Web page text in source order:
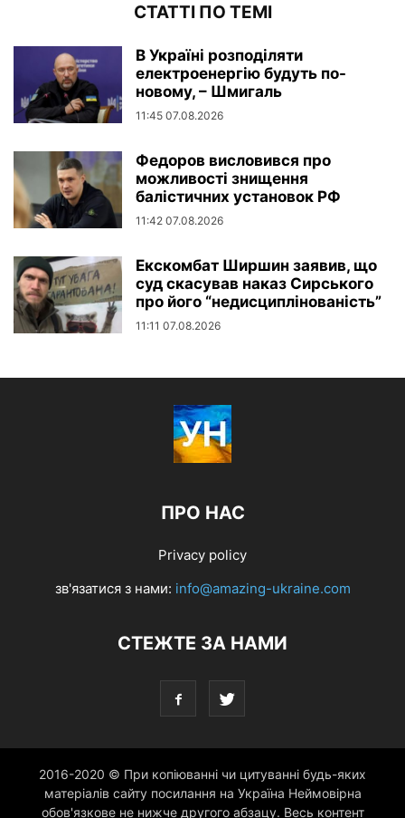
СТАТТІ ПО ТЕМІ
В Україні розподіляти
електроенергію будуть по-
новому, – Шмигаль
11:45 07.08.2026
Федоров висловився про
можливості знищення
балістичних установок РФ
11:42 07.08.2026
Екскомбат Ширшин заявив, що
суд скасував наказ Сирського
про його “недисциплінованість”
11:11 07.08.2026
ПРО НАС
Privacy policy
зв'язатися з нами: info@amazing-ukraine.com
СТЕЖТЕ ЗА НАМИ
2016-2020 © При копіюванні чи цитуванні будь-яких
матеріалів сайту посилання на Україна Неймовірна
обов'язкове не нижче другого абзацу. Весь контент